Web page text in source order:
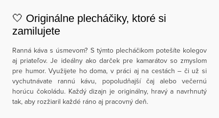
🤍 Originálne plecháčiky, ktoré si
zamilujete
Ranná káva s úsmevom? S týmto plecháčikom potešíte kolegov
aj priateľov. Je ideálny ako darček pre kamarátov so zmyslom
pre humor. Využijete ho doma, v práci aj na cestách – či už si
vychutnávate rannú kávu, popoludňajší čaj alebo večernú
horúcu čokoládu. Každý dizajn je originálny, hravý a navrhnutý
tak, aby rozžiaril každé ráno aj pracovný deň.